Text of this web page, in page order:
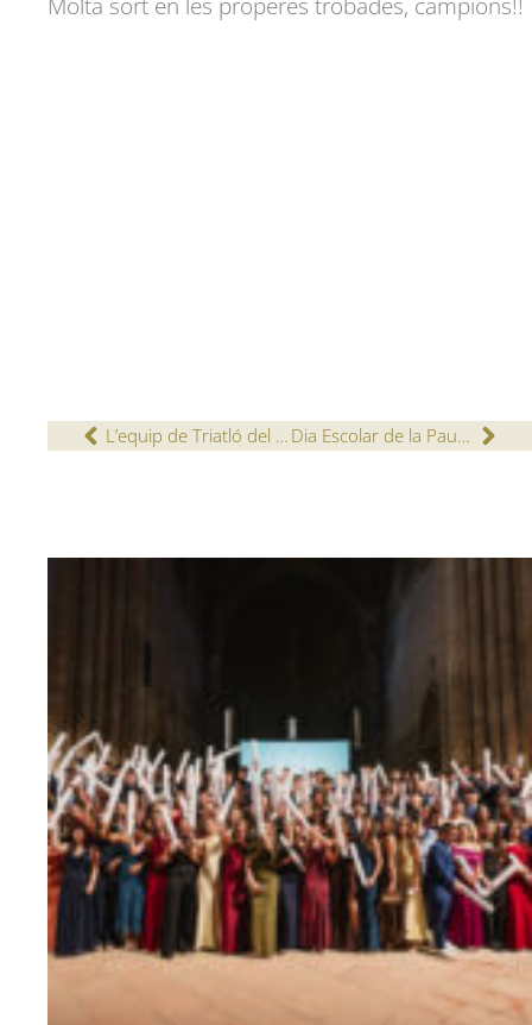
L’equip de Triatló del Col·legi estrena la temporada en la Duatló d’Alpicat. Dia Escolar de la Pau i la no violència